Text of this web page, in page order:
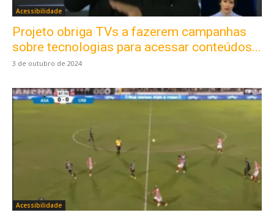
Acessibilidade
Projeto obriga TVs a fazerem campanhas
sobre tecnologias para acessar conteúdos...
3 de outubro de 2024
Acessibilidade